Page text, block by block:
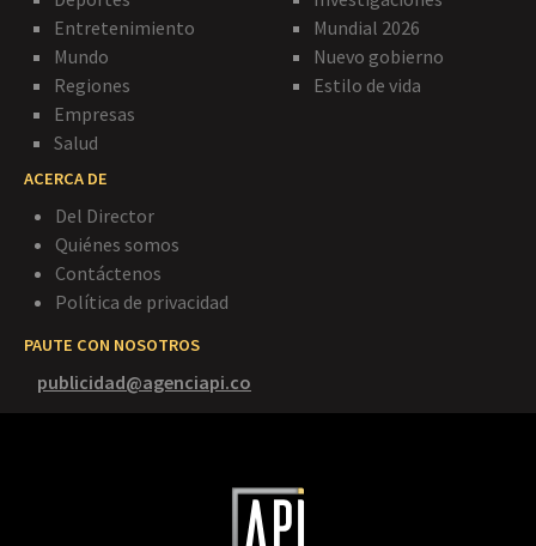
Entretenimiento
Mundo
Regiones
Empresas
Salud
Mundial 2026
Nuevo gobierno
Estilo de vida
ACERCA DE
Del Director
Quiénes somos
Contáctenos
Política de privacidad
PAUTE CON NOSOTROS
publicidad@agenciapi.co